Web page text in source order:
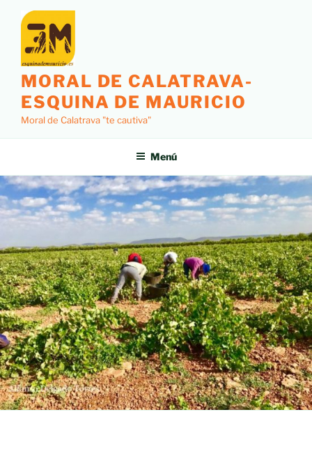
MORAL DE CALATRAVA-
ESQUINA DE MAURICIO
Moral de Calatrava "te cautiva"
Menú